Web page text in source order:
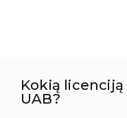
Kokią licenciją
UAB?